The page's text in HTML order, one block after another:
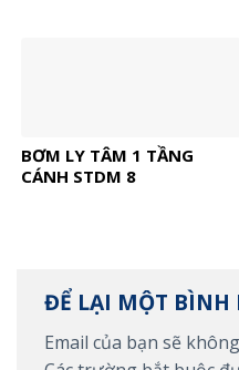
BƠM LY TÂM 1 TẦNG
CÁNH STDM 8
ĐỂ LẠI MỘT BÌNH
Email của bạn sẽ